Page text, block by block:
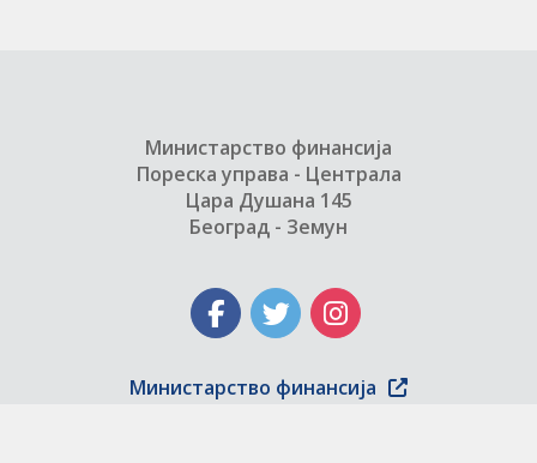
Министарство финансија
Пореска управа - Централа
Цара Душана 145
Београд - Земун
Министарство финансија